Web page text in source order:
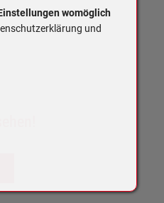
womöglich
und